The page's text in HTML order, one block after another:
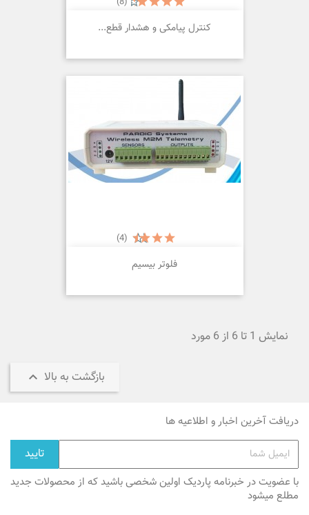
کنترل پیامکی و هشدار قطع...
فلوتر بیسیم
(4)
نمایش 1 تا 6 از 6 مورد
بازگشت به بالا 
دریافت آخرین اخبار و اطلاعیه ها
با عضویت در خبرنامه پاردیک اولین شخصی باشید که از محصولات جدید
مطلع میشود